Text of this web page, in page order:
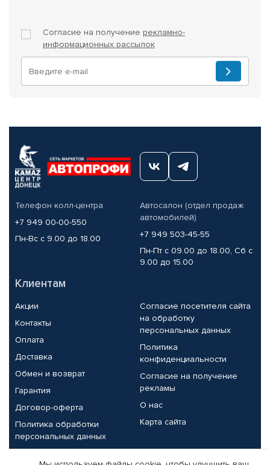
Согласие на получение рекламно-
информационных рассылок
Телефон колл-центра
+7 949 00-00-550
Пн-Вс с 9.00 до 18.00
Автосалон (отдел продаж
автомобилей)
+7 949 503-45-55
Пн-Пт с 09.00 до 18.00, Сб с
9.00 до 15.00
Клиентам
Акции
Контакты
Оплата
Доставка
Обмен и возврат
Гарантия
Договор-оферта
Политика обработки
персональных данных
Согласие посетителя сайта
на обработку
персональных данных
Политика
конфиденциальности
Согласие на получение
рекламы
О нас
Карта сайта